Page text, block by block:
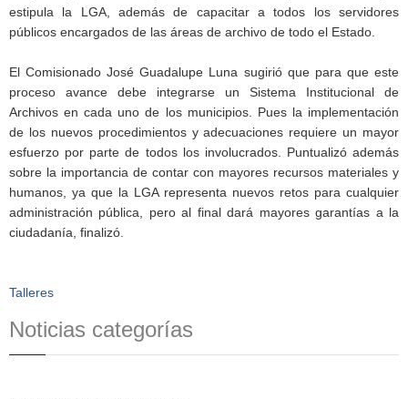
estipula la LGA, además de capacitar a todos los servidores
públicos encargados de las áreas de archivo de todo el Estado.
El Comisionado José Guadalupe Luna sugirió que para que este
proceso avance debe integrarse un Sistema Institucional de
Archivos en cada uno de los municipios. Pues la implementación
de los nuevos procedimientos y adecuaciones requiere un mayor
esfuerzo por parte de todos los involucrados. Puntualizó además
sobre la importancia de contar con mayores recursos materiales y
humanos, ya que la LGA representa nuevos retos para cualquier
administración pública, pero al final dará mayores garantías a la
ciudadanía, finalizó.
Talleres
Noticias categorías